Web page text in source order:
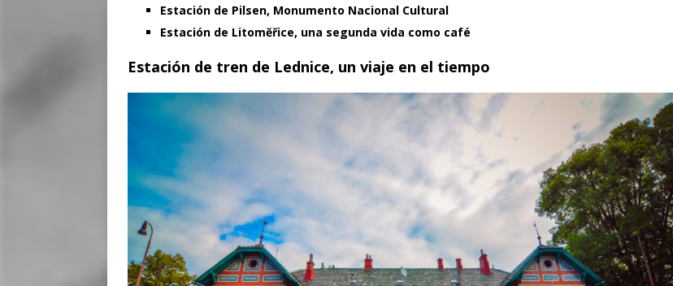
Estación de Pilsen, Monumento Nacional Cultural
Estación de Litoměřice, una segunda vida como café
Estación de tren de Lednice, un viaje en el tiempo